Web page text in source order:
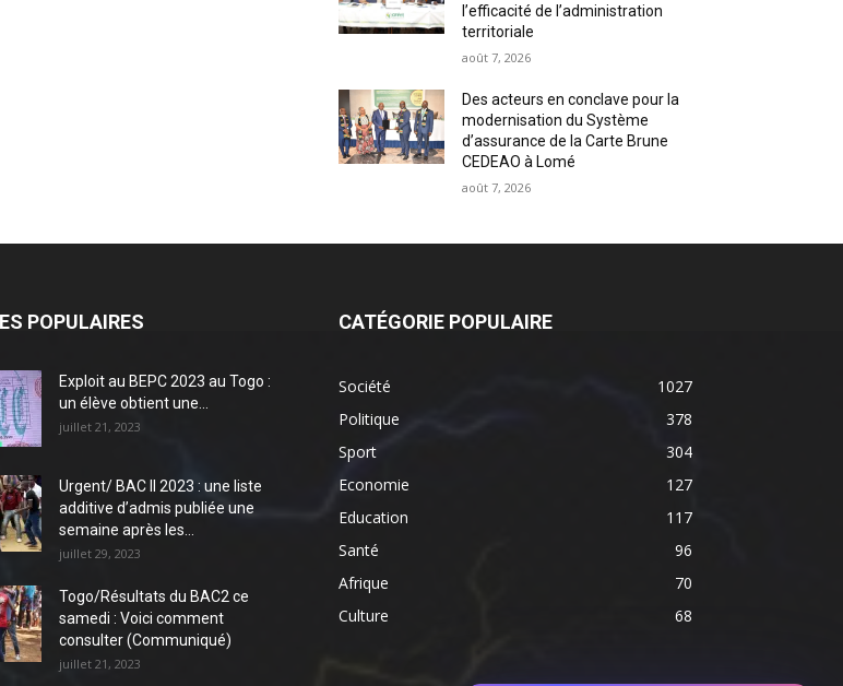
l’efficacité de l’administration
territoriale
août 7, 2026
Des acteurs en conclave pour la
modernisation du Système
d’assurance de la Carte Brune
CEDEAO à Lomé
août 7, 2026
POPULAIRES
Exploit au BEPC 2023 au Togo :
un élève obtient une...
juillet 21, 2023
Urgent/ BAC II 2023 : une liste
additive d’admis publiée une
semaine après les...
juillet 29, 2023
Togo/Résultats du BAC2 ce
samedi : Voici comment
consulter (Communiqué)
juillet 21, 2023
CATÉGORIE POPULAIRE
Société
1027
Politique
378
Sport
304
Economie
127
Education
117
Santé
96
Afrique
70
Culture
68